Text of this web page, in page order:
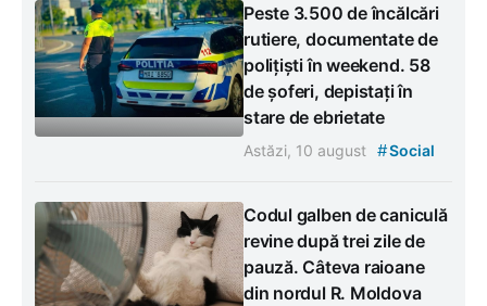
Peste 3.500 de încălcări
rutiere, documentate de
polițiști în weekend. 58
de șoferi, depistați în
stare de ebrietate
Astăzi, 10 august #Social
Codul galben de caniculă
revine după trei zile de
pauză. Câteva raioane
din nordul R. Moldova